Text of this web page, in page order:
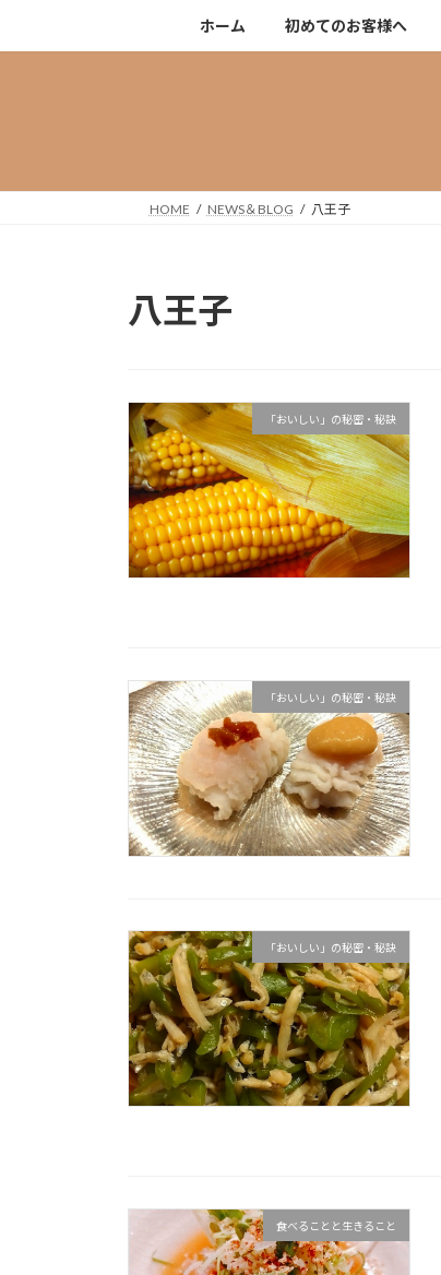
キ
に
ホーム 初めてのお客様へ
HOME NEWS＆BLOG 八王子
八王子
「おいしい」の秘密・秘訣
「おいしい」の秘密・秘訣
「おいしい」の秘密・秘訣
食べることと生きること